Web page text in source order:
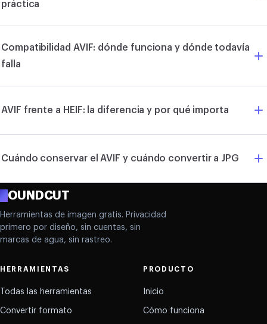
práctica
Compatibilidad AVIF: dónde funciona y dónde todavía
falla
AVIF frente a HEIF: la diferencia y por qué importa
Cuándo conservar el AVIF y cuándo convertir a JPG
ROUNDCUT
Herramientas de imagen gratis. Privacidad
primero por diseño, sin cuentas, sin
marcas de agua, sin rastreo.
HERRAMIENTAS
Todas las herramientas
Convertir formato
PRODUCTO
Inicio
Cómo funciona